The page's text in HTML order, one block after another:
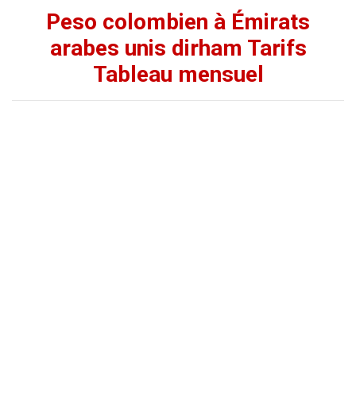
Peso colombien à Émirats
arabes unis dirham Tarifs
Tableau mensuel